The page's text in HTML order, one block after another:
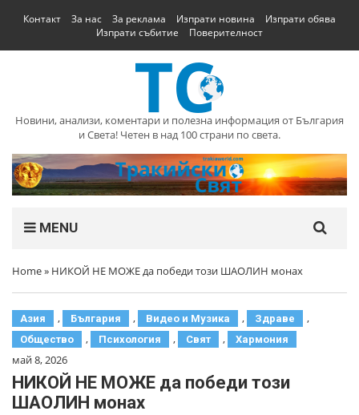
Контакт За нас За реклама Изпрати новина
Изпрати обява
Изпрати събитие
Поверителност
Новини, анализи, коментари и полезна информация от България
и Света! Четен в над 100 страни по света.
MENU
Home» НИКОЙ НЕ МОЖЕ да победи този ШАОЛИН монах
Азия , България , Видео и Музика , Здраве ,
Общество , Психология , Свят , Хармония
май 8, 2026
НИКОЙ НЕ МОЖЕ да победи този
ШАОЛИН монах